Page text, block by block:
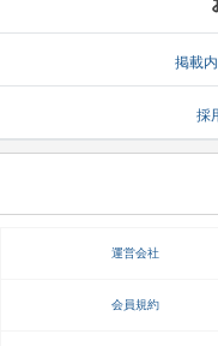
掲載
採
運営会社
会員規約